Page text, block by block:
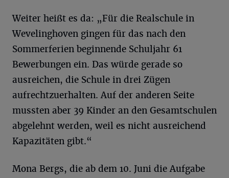
Weiter heißt es da: „Für die Realschule in
Wevelinghoven gingen für das nach den
Sommerferien beginnende Schuljahr 61
Bewerbungen ein. Das würde gerade so
ausreichen, die Schule in drei Zügen
aufrechtzuerhalten. Auf der anderen Seite
mussten aber 39 Kinder an den Gesamtschulen
abgelehnt werden, weil es nicht ausreichend
Kapazitäten gibt.“
Mona Bergs, die ab dem 10. Juni die Aufgabe